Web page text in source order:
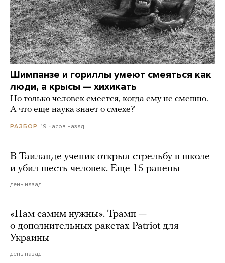
Шимпанзе и гориллы умеют смеяться как
люди, а крысы — хихикать
Но только человек смеется, когда ему не смешно.
А что еще наука знает о смехе?
РАЗБОР 19 часов назад
В Таиланде ученик открыл стрельбу в школе
и убил шесть человек. Еще 15 ранены
день назад
«Нам самим нужны». Трамп —
о дополнительных ракетах Patriot для
Украины
день назад